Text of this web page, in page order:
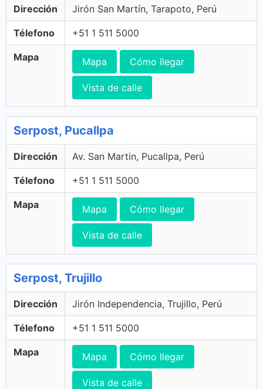
Dirección Jirón San Martín, Tarapoto, Perú
Télefono +51 1 511 5000
Mapa Mapa Cómo llegar
Vista de calle
Serpost, Pucallpa
Dirección Av. San Martin, Pucallpa, Perú
Télefono +51 1 511 5000
Mapa Mapa Cómo llegar
Vista de calle
Serpost, Trujillo
Dirección Jirón Independencia, Trujillo, Perú
Télefono +51 1 511 5000
Mapa Mapa Cómo llegar
Vista de calle